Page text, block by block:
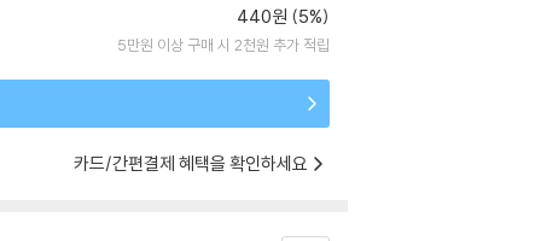
440원 (5%)
5만원 이상 구매 시 2천원 추가 적립
카드/간편결제 혜택을 확인하세요